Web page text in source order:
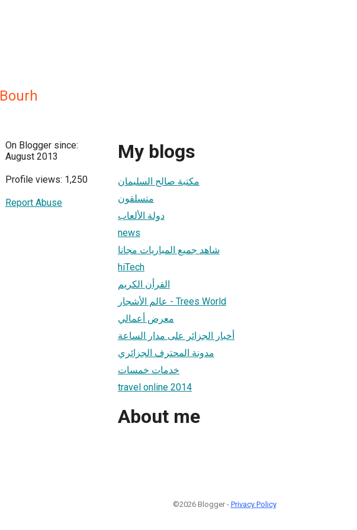
Bourh
On Blogger since:
August 2013
Profile views: 1,250
Report Abuse
My blogs
مكتبة صالح السليمان
متسلقون
دولة الألعاب
news
شاهد جميع المباريات مجانا
hiTech
القرأن الكريم
عالم الأشجار - Trees World
معرض أعمالي
أخبار الجزائر على مدار الساعة
مدونة المحترف الجزائري
خدمات خمسات
travel online 2014
About me
©2026 Blogger - Privacy Policy